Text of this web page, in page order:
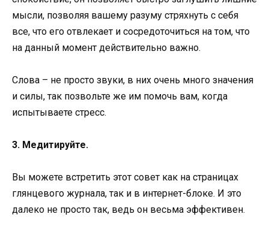
мысли, позволяя вашему разуму стряхнуть с себя
все, что его отвлекает и сосредоточиться на том, что
на данный момент действительно важно.
Слова – не просто звуки, в них очень много значения
и силы, так позвольте же им помочь вам, когда
испытываете стресс.
3. Медитируйте.
Вы можете встретить этот совет как на страницах
глянцевого журнала, так и в интернет-блоке. И это
далеко не просто так, ведь он весьма эффективен.